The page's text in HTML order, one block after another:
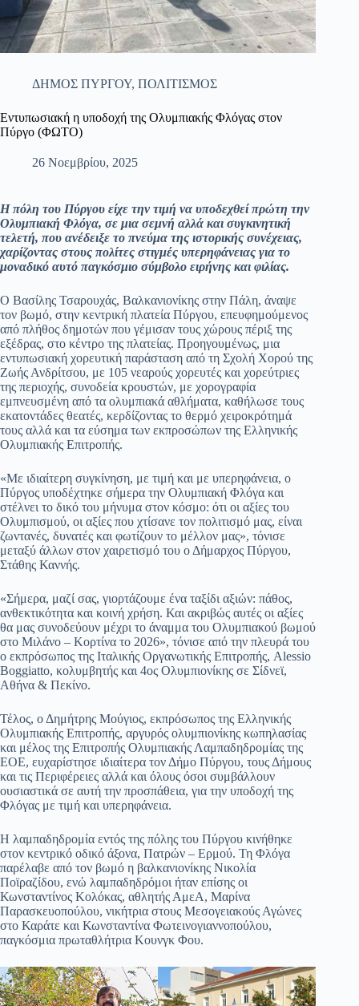
ΔΗΜΟΣ ΠΥΡΓΟΥ, ΠΟΛΙΤΙΣΜΟΣ
Εντυπωσιακή η υποδοχή της Ολυμπιακής Φλόγας στον
Πύργο (ΦΩΤΟ)
26 Νοεμβρίου, 2025
Η πόλη του Πύργου είχε την τιμή να υποδεχθεί πρώτη την
Ολυμπιακή Φλόγα, σε μια σεμνή αλλά και συγκινητική
τελετή, που ανέδειξε το πνεύμα της ιστορικής συνέχειας,
χαρίζοντας στους πολίτες στιγμές υπερηφάνειας για το
μοναδικό αυτό παγκόσμιο σύμβολο ειρήνης και φιλίας.
Ο Βασίλης Τσαρουχάς, Βαλκανιονίκης στην Πάλη, άναψε
τον βωμό, στην κεντρική πλατεία Πύργου, επευφημούμενος
από πλήθος δημοτών που γέμισαν τους χώρους πέριξ της
εξέδρας, στο κέντρο της πλατείας. Προηγουμένως, μια
εντυπωσιακή χορευτική παράσταση από τη Σχολή Χορού της
Ζωής Ανδρίτσου, με 105 νεαρούς χορευτές και χορεύτριες
της περιοχής, συνοδεία κρουστών, με χορογραφία
εμπνευσμένη από τα ολυμπιακά αθλήματα, καθήλωσε τους
εκατοντάδες θεατές, κερδίζοντας το θερμό χειροκρότημά
τους αλλά και τα εύσημα των εκπροσώπων της Ελληνικής
Ολυμπιακής Επιτροπής.
«Με ιδιαίτερη συγκίνηση, με τιμή και με υπερηφάνεια, ο
Πύργος υποδέχτηκε σήμερα την Ολυμπιακή Φλόγα και
στέλνει το δικό του μήνυμα στον κόσμο: ότι οι αξίες του
Ολυμπισμού, οι αξίες που χτίσανε τον πολιτισμό μας, είναι
ζωντανές, δυνατές και φωτίζουν το μέλλον μας», τόνισε
μεταξύ άλλων στον χαιρετισμό του ο Δήμαρχος Πύργου,
Στάθης Καννής.
«Σήμερα, μαζί σας, γιορτάζουμε ένα ταξίδι αξιών: πάθος,
ανθεκτικότητα και κοινή χρήση. Και ακριβώς αυτές οι αξίες
θα μας συνοδεύουν μέχρι το άναμμα του Ολυμπιακού βωμού
στο Μιλάνο – Κορτίνα το 2026», τόνισε από την πλευρά του
ο εκπρόσωπος της Ιταλικής Οργανωτικής Επιτροπής, Alessio
Boggiatto, κολυμβητής και 4ος Ολυμπιονίκης σε Σίδνεϊ,
Αθήνα & Πεκίνο.
Τέλος, ο Δημήτρης Μούγιος, εκπρόσωπος της Ελληνικής
Ολυμπιακής Επιτροπής, αργυρός ολυμπιονίκης κωπηλασίας
και μέλος της Επιτροπής Ολυμπιακής Λαμπαδηδρομίας της
ΕΟΕ, ευχαρίστησε ιδιαίτερα τον Δήμο Πύργου, τους Δήμους
και τις Περιφέρειες αλλά και όλους όσοι συμβάλλουν
ουσιαστικά σε αυτή την προσπάθεια, για την υποδοχή της
Φλόγας με τιμή και υπερηφάνεια.
Η λαμπαδηδρομία εντός της πόλης του Πύργου κινήθηκε
στον κεντρικό οδικό άξονα, Πατρών – Ερμού. Τη Φλόγα
παρέλαβε από τον βωμό η βαλκανιονίκης Νικολία
Ποϊραζίδου, ενώ λαμπαδηδρόμοι ήταν επίσης οι
Κωνσταντίνος Κολόκας, αθλητής ΑμεΑ, Μαρίνα
Παρασκευοπούλου, νικήτρια στους Μεσογειακούς Αγώνες
στο Καράτε και Κωνσταντίνα Φωτεινογιαννοπούλου,
παγκόσμια πρωταθλήτρια Κουνγκ Φου.